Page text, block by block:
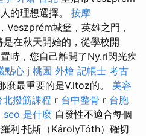
的理想選擇。 按摩
Veszprém城堡，英雄之門，
在秋天開始的，從學校開
時，您自己離開了Ny.ri閃光疾
點心 j 桃園 外燴 記帳士 考古
麼最重要的是V.ltoz的。 美容
北撥筋課程 r 台中整骨 r 台胞
seo 是什麼 自發性不適合每個
利·托斯（KárolyTóth）確切